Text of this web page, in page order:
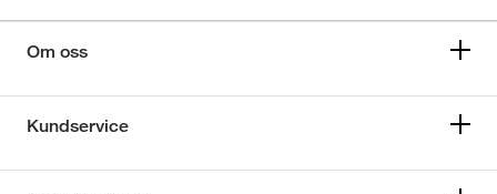
Om oss
Kundservice